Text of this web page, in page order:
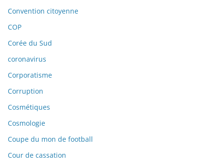
Convention citoyenne
COP
Corée du Sud
coronavirus
Corporatisme
Corruption
Cosmétiques
Cosmologie
Coupe du mon de football
Cour de cassation